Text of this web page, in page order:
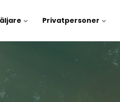
Privatpersoner